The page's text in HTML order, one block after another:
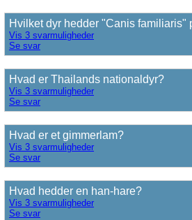
Hvilket dyr hedder "Canis familiaris"
Vis 3 svarmuligheder
Se svar
Hvad er Thailands nationaldyr?
Vis 3 svarmuligheder
Se svar
Hvad er et gimmerlam?
Vis 3 svarmuligheder
Se svar
Hvad hedder en han-hare?
Vis 3 svarmuligheder
Se svar